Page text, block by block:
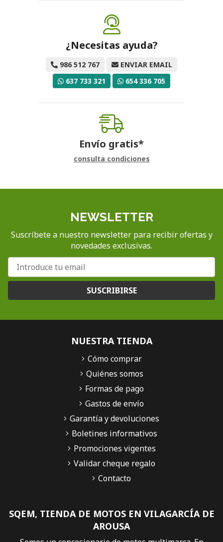
¿Necesitas ayuda?
986 512 767
ENVIAR EMAIL
637 733 321
654 336 705
Envío gratis*
consulta condiciones
NEWSLETTER
Suscríbete a nuestro newsletter para recibir ofertas y
novedades exclusivas.
SUSCRIBIRSE
SQEM, TIENDA DE MOTOS EN VILAGARCÍA DE
AROUSA
NUESTRA TIENDA
Cómo comprar
Quiénes somos
Formas de pago
Gastos de envío
Garantía y devoluciones
Boletines informativos
Promociones vigentes
Validar cheque regalo
Contacto